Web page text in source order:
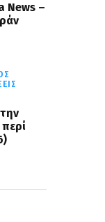
News –